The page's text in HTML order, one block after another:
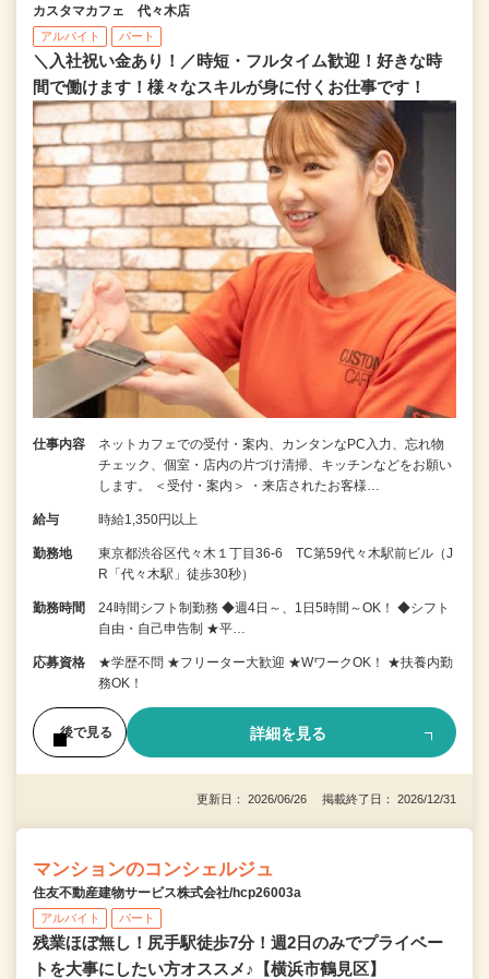
カスタマカフェ 代々木店
アルバイト パート
＼入社祝い金あり！／時短・フルタイム歓迎！好きな時
間で働けます！様々なスキルが身に付くお仕事です！
仕事内容
ネットカフェでの受付・案内、カンタンなPC入力、忘れ物
チェック、個室・店内の片づけ清掃、キッチンなどをお願い
します。 ＜受付・案内＞ ・来店されたお客様…
給与 時給1,350円以上
勤務地
東京都渋谷区代々木１丁目36-6 TC第59代々木駅前ビル（J
R「代々木駅」徒歩30秒）
勤務時間
24時間シフト制勤務 ◆週4日～、1日5時間～OK！ ◆シフト
自由・自己申告制 ★平…
応募資格
★学歴不問 ★フリーター大歓迎 ★WワークOK！ ★扶養内勤
務OK！
後で見る 詳細を見る
更新日： 2026/06/26 掲載終了日： 2026/12/31
マンションのコンシェルジュ
住友不動産建物サービス株式会社/hcp26003a
アルバイト パート
残業ほぼ無し！尻手駅徒歩7分！週2日のみでプライベー
トを大事にしたい方オススメ♪【横浜市鶴見区】